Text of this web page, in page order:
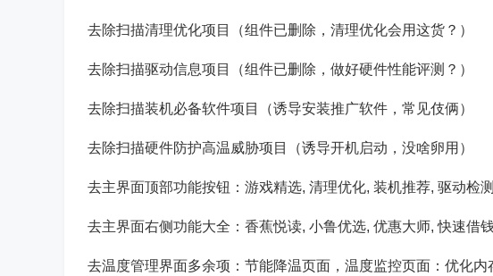
去除扫描清理优化项目（组件已删除，清理优化会用这货？）
去除扫描驱动信息项目（组件已删除，做好硬件性能评测？）
去除扫描装机必备软件项目（诱导安装推广软件，常见伎俩）
去除扫描硬件防护高温威胁项目（诱导开机启动，没啥卵用）
去主界面顶部功能按钮：游戏精选, 清理优化, 装机推荐, 驱动检测
去主界面右侧功能大全：香蕉悦读, 小鲁优选, 优惠大师, 快速借
去温度管理界面多余项：节能降温页面，温度监控页面：优化内